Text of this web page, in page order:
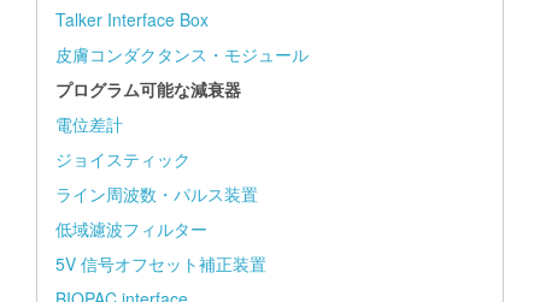
Talker Interface Box
皮膚コンダクタンス・モジュール
プログラム可能な減衰器
電位差計
ジョイスティック
ライン周波数・パルス装置
低域濾波フィルター
5V 信号オフセット補正装置